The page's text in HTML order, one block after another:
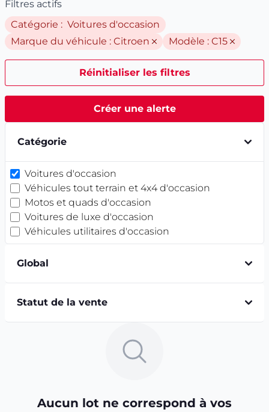
Filtres actifs
Catégorie : Voitures d'occasion
Marque du véhicule : Citroen Modèle : C15
Réinitialiser les filtres
Créer une alerte
Catégorie
Voitures d'occasion
Véhicules tout terrain et 4x4 d'occasion
Motos et quads d'occasion
Voitures de luxe d'occasion
Véhicules utilitaires d'occasion
Global
Statut de la vente
Aucun lot ne correspond à vos